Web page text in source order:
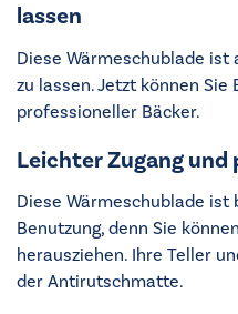
lassen
Diese Wärmeschublade ist
zu lassen. Jetzt können Sie
professioneller Bäcker.
Leichter Zugang
Diese Wärmeschublade
Benutzung, denn Sie
herausziehen. Ihre Teller
der Antirutschmatte.